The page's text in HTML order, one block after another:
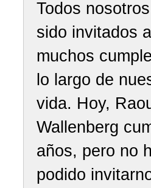
Todos
sido invitados a
muchos
lo largo de
vida. Hoy,
Wallenberg
años, pero no
podido